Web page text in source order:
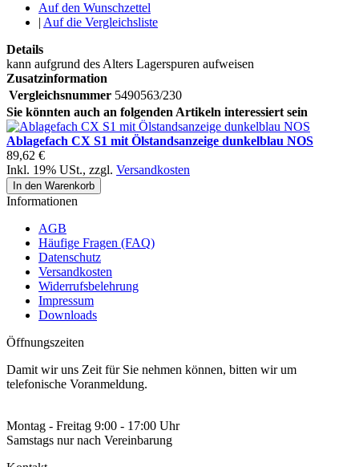
Auf den Wunschzettel
| Auf die Vergleichsliste
Details
kann aufgrund des Alters Lagerspuren aufweisen
Zusatzinformation
Vergleichsnummer 5490563/230
Sie könnten auch an folgenden Artikeln interessiert sein
Ablagefach CX S1 mit Ölstandsanzeige dunkelblau NOS
89,62 €
Inkl. 19% USt., zzgl. Versandkosten
In den Warenkorb
Informationen
AGB
Häufige Fragen (FAQ)
Datenschutz
Versandkosten
Widerrufsbelehrung
Impressum
Downloads
Öffnungszeiten
Damit wir uns Zeit für Sie nehmen können, bitten wir um
telefonische Voranmeldung.
Montag - Freitag 9:00 - 17:00 Uhr
Samstags nur nach Vereinbarung